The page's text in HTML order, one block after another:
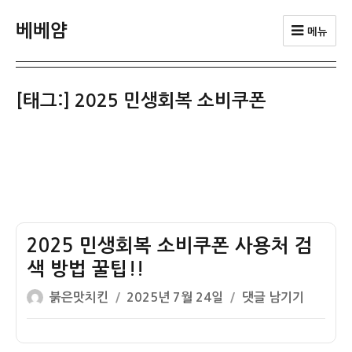
베베얌 메뉴
[태그:] 2025 민생회복 소비쿠폰
2025 민생회복 소비쿠폰 사용처 검
색 방법 꿀팁!!
글
쓴
붉은맛치킨
작
성
2025년 7월 24일
2025
민
댓글 남기기